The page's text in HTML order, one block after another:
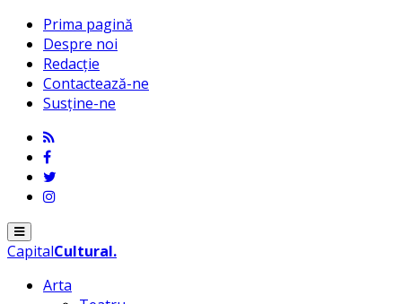
Prima pagină
Despre noi
Redacție
Contactează-ne
Susține-ne
Menu
CapitalCultural.
Arta